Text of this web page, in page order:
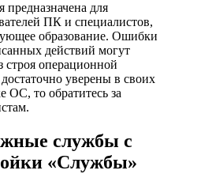
предназначена для
ПК и специалистов,
образование. Ошибки
действий могут
строя операционной
уверены в своих
ОС, то обратитесь за
службы с
«Службы»